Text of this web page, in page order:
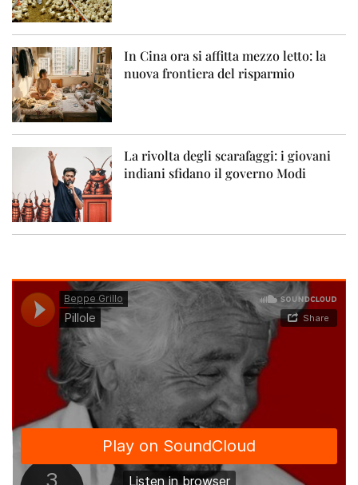
In Cina ora si affitta mezzo letto: la
nuova frontiera del risparmio
La rivolta degli scarafaggi: i giovani
indiani sfidano il governo Modi